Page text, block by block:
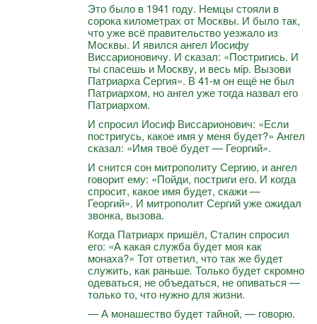
Это было в 1941 году. Немцы стояли в
сорока километрах от Москвы. И было так,
что уже всё правительство уезжало из
Москвы. И явился ангел Иосифу
Виссарионовичу. И сказал: «Постригись. И
ты спасешь и Москву, и весь мiр. Вызови
Патриарха Сергия». В 41-м он ещё не был
Патриархом, но ангел уже тогда назвал его
Патриархом.
И спросил Иосиф Виссарионович: «Если
постригусь, какое имя у меня будет?» Ангел
сказал: «Имя твоё будет — Георгий».
И снится сон митрополиту Сергию, и ангел
говорит ему: «Пойди, постриги его. И когда
спросит, какое имя будет, скажи —
Георгий». И митрополит Сергий уже ожидал
звонка, вызова.
Когда Патриарх пришёл, Сталин спросил
его: «А какая служба будет моя как
монаха?» Тот ответил, что так же будет
служить, как раньше. Только будет скромно
одеваться, не объедаться, не опиваться —
только то, что нужно для жизни.
— А монашество будет тайной, — говорю.